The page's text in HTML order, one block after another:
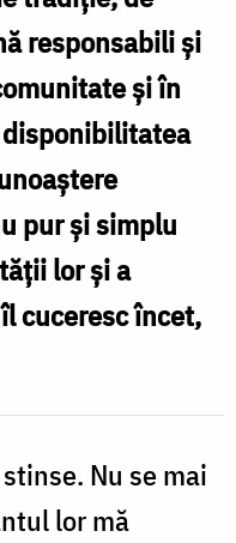
responsabili şi
şi în
pur şi simplu
lor şi a
cuceresc încet,
Nu se mai
lor mă